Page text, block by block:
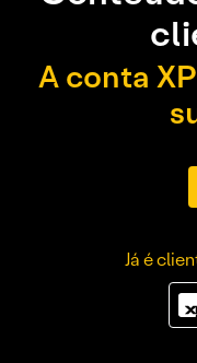
A conta
Já é